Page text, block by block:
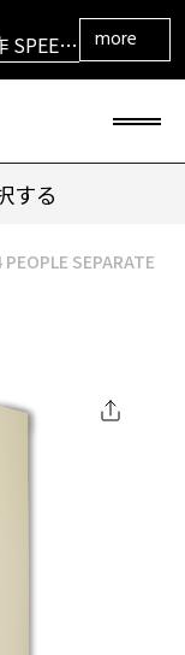
SPEED
TOUR
ト
作
売！
more
する
SEPARATE